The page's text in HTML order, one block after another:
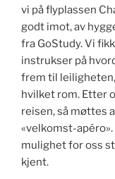
vi på flyplassen
godt imot, av
fra GoStudy. Vi
instrukser på
frem til
hvilket rom. Etter
reisen, så møttes
«velkomst-
mulighet for oss
kjent.